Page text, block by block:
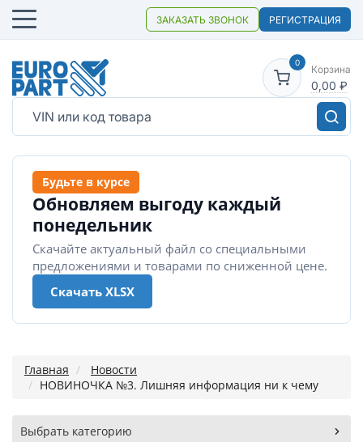
ЗАКАЗАТЬ ЗВОНОК РЕГИСТРАЦИЯ
0
Корзина
0,00 ₽
Будьте в курсе
Обновляем выгоду каждый
понедельник
Скачайте актуальный файл со специальными
предложениями и товарами по сниженной цене.
Скачать XLSX
Главная
Новости
НОВИНОЧКА №3. Лишняя информация ни к чему
Выбрать категорию